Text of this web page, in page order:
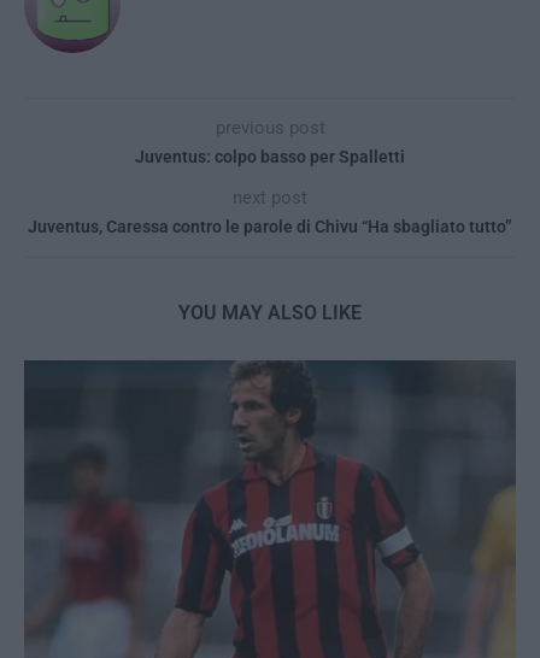
previous post
Juventus: colpo basso per Spalletti
next post
Juventus, Caressa contro le parole di Chivu “Ha sbagliato tutto”
YOU MAY ALSO LIKE